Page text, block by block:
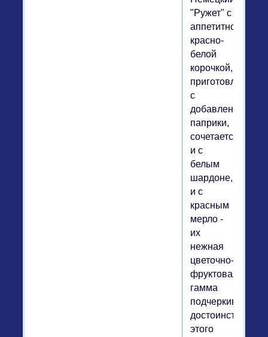
"Ружет" с
аппетитной
красно-
белой
корочкой,
приготовленный
с
добавлением
паприки,
сочетается
и с
белым
шардоне,
и с
красным
мерло -
их
нежная
цветочно-
фруктовая
гамма
подчеркивает
достоинства
этого